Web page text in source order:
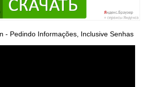
- Pedindo Informações, Inclusive Senhas